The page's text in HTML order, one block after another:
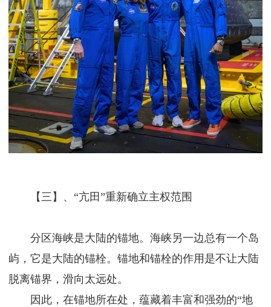
【三】、“亢田”重新确立主权范围
分区海峡是大陆的锚地。海峡另一边总有一个岛
屿，它是大陆的锚栓。锚地和锚栓的作用是不让大陆
脱离锚界，滑向太远处。
因此，在锚地所在处，蕴藏着丰富和强劲的“地